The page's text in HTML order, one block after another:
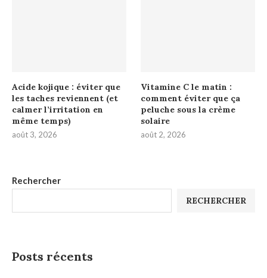
Rechercher
RECHERCHER
Posts récents
Acide kojique : éviter que
les taches reviennent (et
calmer l’irritation en
même temps)
août 3, 2026
Vitamine C le matin :
comment éviter que ça
peluche sous la crème
solaire
août 2, 2026